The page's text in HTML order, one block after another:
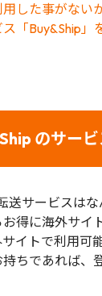
用した事がない
「Buy&Ship」
のサー
送サービスはな
お得に海外サイ
イトで利用可
ちであれば、